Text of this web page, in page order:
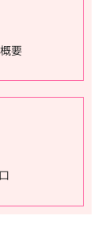
要